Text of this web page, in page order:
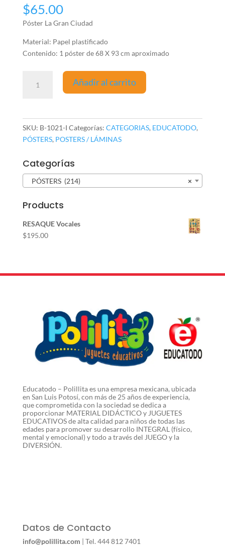
$65.00
Póster La Gran Ciudad
Material: Papel plastificado
Contenido: 1 póster de 68 X 93 cm aproximado
Añadir al carrito
SKU: B-1021-I Categorías: CATEGORIAS, EDUCATODO,
PÓSTERS, POSTERS / LÁMINAS
Categorías
×
PÓSTERS (214)
Products
RESAQUE Vocales
$195.00
Educatodo – Polillita es una empresa mexicana, ubicada
en San Luis Potosí, con más de 25 años de experiencia,
que comprometida con la sociedad se dedica a
proporcionar MATERIAL DIDÁCTICO y JUGUETES
EDUCATIVOS de alta calidad para niños de todas las
edades para promover su desarrollo INTEGRAL (físico,
mental y emocional) y todo a través del JUEGO y la
DIVERSIÓN.
Datos de Contacto
info@polillita.com | Tel. 444 812 7401